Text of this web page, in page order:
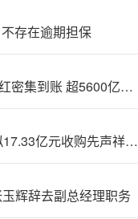
不存在逾期担保
沪;市中期分红密集到账 超5600亿元红包惠及投资者
利德{曼}：拟17.33亿元收购先声祥瑞70%股份
辉辞去副总经理职务